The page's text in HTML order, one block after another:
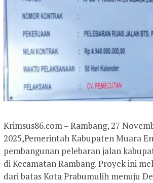
Krimsus86.com – Rambang, 27
2025,Pemerintah Kabupaten Muara
pembangunan pelebaran jalan
di Kecamatan Rambang. Proyek ini
dari batas Kota Prabumulih menuju